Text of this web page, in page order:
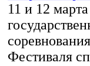
11 и 12
Фестиваля